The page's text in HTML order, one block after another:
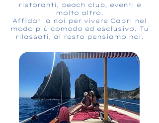
ristoranti, beach club, eventi e
molto altro.
Affidati a noi per vivere Capri nel
modo più comodo ed esclusivo. Tu
rilassati, al resto pensiamo noi.